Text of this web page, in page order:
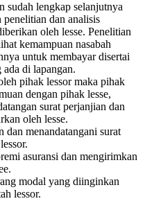
sudah lengkap selanjutnya
penelitian dan analisis
oleh lesse. Penelitian
kemampuan nasabah
untuk membayar disertai
di lapangan.
pihak lessor maka pihak
dengan pihak lesse,
surat perjanjian dan
oleh lesse.
menandatangani surat
asuransi dan mengirimkan
modal yang diinginkan
lessor.